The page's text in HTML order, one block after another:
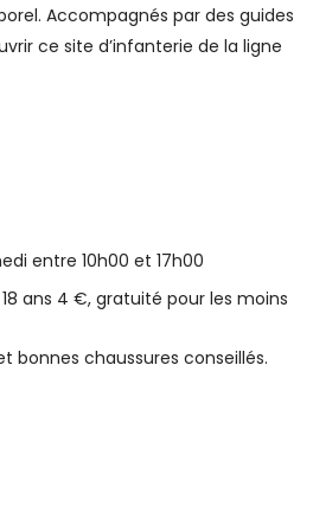
Accompagnés par des guides
ce site d’infanterie de la ligne
entre 10h00 et 17h00
ans 4 €, gratuité pour les moins
bonnes chaussures conseillés.